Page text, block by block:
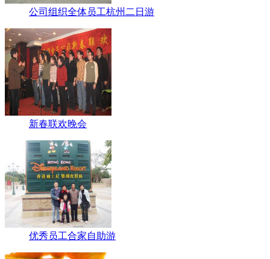
公司组织全体员工杭州二日游
新春联欢晚会
优秀员工合家自助游